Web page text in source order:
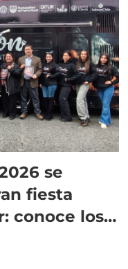
se
fiesta
conoce los